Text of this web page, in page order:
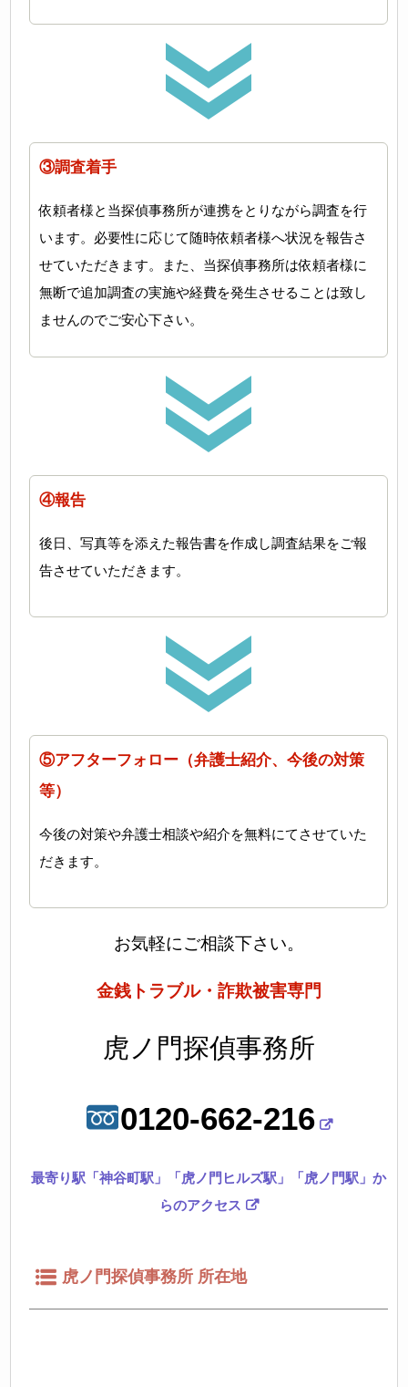
③調査着手
依頼者様と当探偵事務所が連携をとりながら調査を行
います。必要性に応じて随時依頼者様へ状況を報告さ
せていただきます。また、当探偵事務所は依頼者様に
無断で追加調査の実施や経費を発生させることは致し
ませんのでご安心下さい。
④報告
後日、写真等を添えた報告書を作成し調査結果をご報
告させていただきます。
⑤アフターフォロー（弁護士紹介、今後の対策
等）
今後の対策や弁護士相談や紹介を無料にてさせていた
だきます。
お気軽にご相談下さい。
金銭トラブル・詐欺被害専門
虎ノ門探偵事務所
0120-662-216
最寄り駅「神谷町駅」「虎ノ門ヒルズ駅」「虎ノ門駅」か
らのアクセス
虎ノ門探偵事務所 所在地